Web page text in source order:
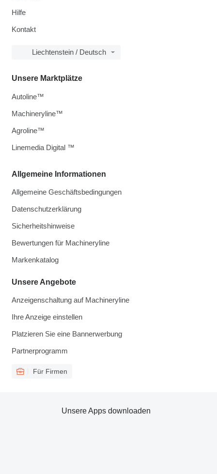
Hilfe
Kontakt
Liechtenstein / Deutsch
Allgemeine Informationen
Allgemeine Geschäftsbedingungen
Datenschutzerklärung
Sicherheitshinweise
Bewertungen für Machineryline
Markenkatalog
Unsere Angebote
Anzeigenschaltung auf Machineryline
Ihre Anzeige einstellen
Platzieren Sie eine Bannerwerbung
Partnerprogramm
Für Firmen
Unsere Marktplätze
Autoline™
Machineryline™
Agroline™
Linemedia Digital ™
Unsere Apps downloaden